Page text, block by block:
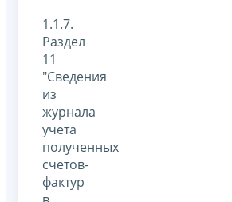
1.1.7.
Раздел
11
"Сведения
из
журнала
учета
полученных
счетов-
фактур